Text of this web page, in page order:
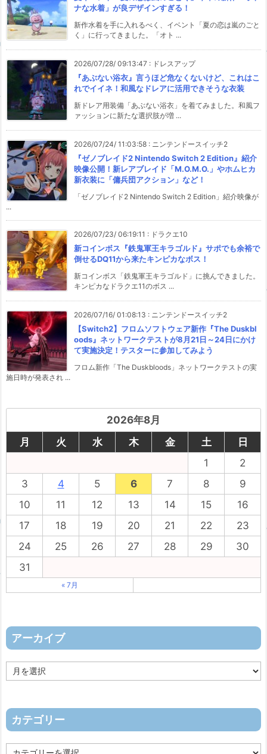
ナな水着」が良デザインすぎる！
新作水着を手に入れるべく、イベント「夏の恋は嵐のごと
く」に行ってきました。「オト ...
2026/07/28/ 09:13:47 : ドレスアップ
『あぶない浴衣』言うほど危なくないけど、これはこ
れでイイネ！和風なドレアに活用できそうな衣装
新ドレア用装備「あぶない浴衣」を着てみました。和風フ
ァッションに新たな選択肢が増 ...
2026/07/24/ 11:03:58 : ニンテンドースイッチ2
『ゼノブレイド2 Nintendo Switch 2 Edition』紹介
映像公開！新レアブレイド「M.O.M.O.」やホムヒカ
新衣装に「傭兵団アクション」など！
「ゼノブレイド2 Nintendo Switch 2 Edition」紹介映像が
...
2026/07/23/ 06:19:11 : ドラクエ10
新コインボス『鉄鬼軍王キラゴルド』サポでも余裕で
倒せるDQ11から来たキンピカなボス！
新コインボス「鉄鬼軍王キラゴルド」に挑んできました。
キンピカなドラクエ11のボス ...
2026/07/16/ 01:08:13 : ニンテンドースイッチ2
【Switch2】フロムソフトウェア新作『The Duskbl
oods』ネットワークテストが8月21日～24日にかけ
て実施決定！テスターに参加してみよう
フロム新作「The Duskbloods」ネットワークテストの実
施日時が発表され ...
2026年8月
月
火 水 木 金 土
日
1
2
3
4 5 6 7 8
9
10
11 12 13 14 15
16
17
18 19 20 21 22
23
24
25 26 27 28 29
30
31
« 7月
アーカイブ
ー
ブ
カテゴリー